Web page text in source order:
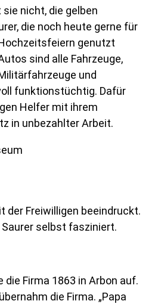
nicht, die gelben
die noch heute gerne für
genutzt
sind alle Fahrzeuge,
und
funktionstüchtig. Dafür
Helfer mit ihrem
in unbezahlter Arbeit.
der Freiwilligen beeindruckt.
selbst fasziniert.
die Firma 1863 in Arbon auf.
die Firma. „Papa